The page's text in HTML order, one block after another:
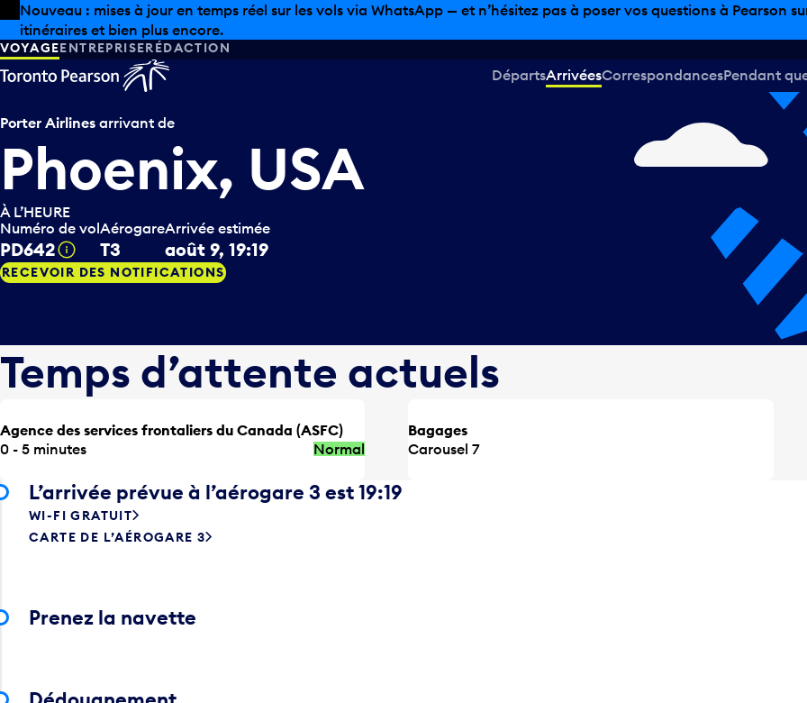
Skip to offers
Passer au contenu principal
Les aubaines estivales sont arrivées chez Pearson. Magasinage hors taxes, offres gastronomiques et bien plus
VOYAGEENTREPRISERÉDACTION
DépartsArrivéesCorrespondancesPendant
Porter Airlines arrivant de
Phoenix, USA
À L’HEURE
Numéro de vol
PD642 Infobulle
Aérogare
T3
Arrivée estimée
août 9, 19:19
RECEVOIR DES NOTIFICATIONS
Temps d’attente actuels
Agence des services frontaliers du Canada (ASFC)
0 - 5 minutes
Normal
Bagages
Carousel 7
L’arrivée prévue à l’aérogare 3 est 19:19
WI-FI GRATUIT
CARTE DE L’AÉROGARE 3
Prenez la navette